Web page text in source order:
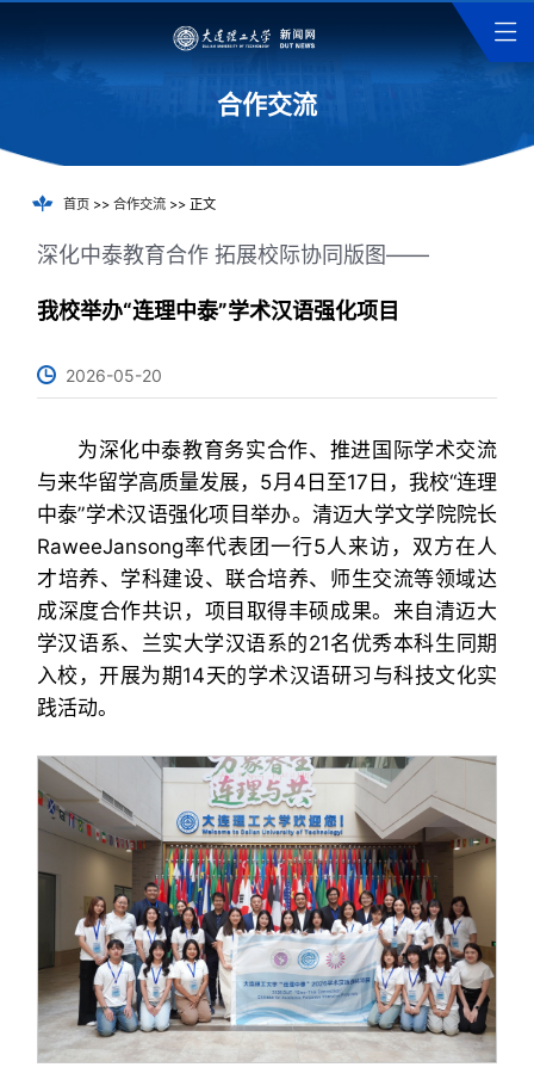
合作交流
首页>> 合作交流>> 正文
深化中泰教育合作 拓展校际协同版图——
我校举办“连理中泰”学术汉语强化项目
2026-05-20
为深化中泰教育务实合作、推进国际学术交流
与来华留学高质量发展，5月4日至17日，我校“连理
中泰”学术汉语强化项目举办。清迈大学文学院院长
RaweeJansong率代表团一行5人来访，双方在人
才培养、学科建设、联合培养、师生交流等领域达
成深度合作共识，项目取得丰硕成果。来自清迈大
学汉语系、兰实大学汉语系的21名优秀本科生同期
入校，开展为期14天的学术汉语研习与科技文化实
践活动。